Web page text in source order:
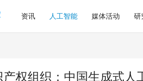
资讯 人工智能 媒体活动 研
权组织：中国生成式人